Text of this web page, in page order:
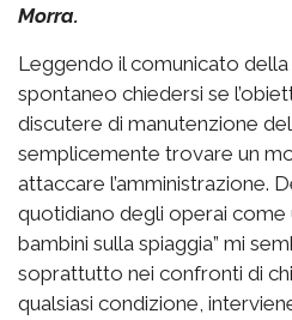
Morra.
Leggendo il comunicato della
spontaneo chiedersi se
discutere di manutenzione
semplicemente trovare un
attaccare l’amministrazione.
quotidiano degli operai come
bambini sulla spiaggia” mi
soprattutto nei confronti di
qualsiasi condizione,